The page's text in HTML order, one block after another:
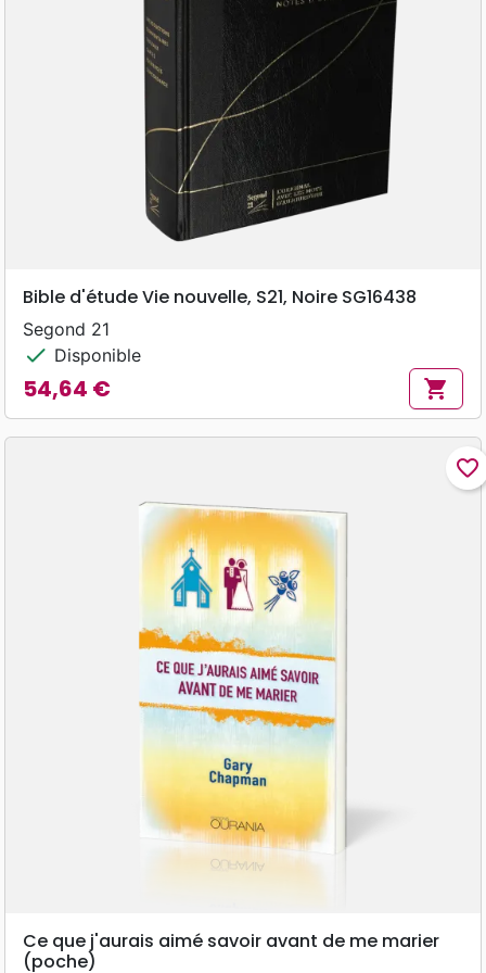
Bible d'étude Vie nouvelle, S21, Noire SG16438
Segond 21
check Disponible
Prix
54,64 € shopping_cart
favorite_border
Ce que j'aurais aimé savoir avant de me marier
(poche)